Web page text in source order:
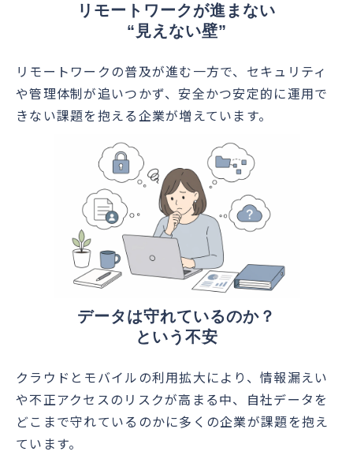
リモートワークが進まない
“見えない壁”
リモートワークの普及が進む一方で、セキュリティ
や管理体制が追いつかず、安全かつ安定的に運用で
きない課題を抱える企業が増えています。
データは守れているのか？
という不安
クラウドとモバイルの利用拡大により、情報漏えい
や不正アクセスのリスクが高まる中、自社データを
どこまで守れているのかに多くの企業が課題を抱え
ています。